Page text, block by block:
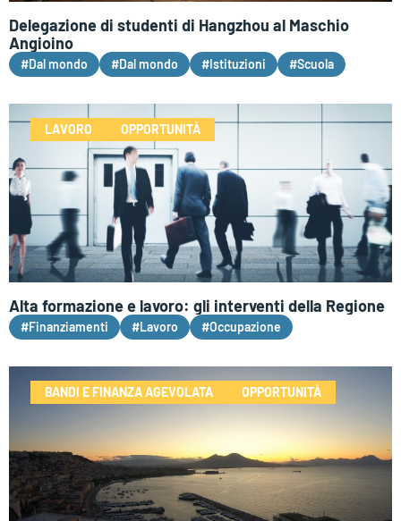
Delegazione di studenti di Hangzhou al Maschio
Angioino
#Dal mondo #Dal mondo #Istituzioni #Scuola
LAVORO OPPORTUNITÀ
Alta formazione e lavoro: gli interventi della Regione
#Finanziamenti #Lavoro #Occupazione
BANDI E FINANZA AGEVOLATA OPPORTUNITÀ